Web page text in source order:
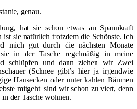
genau.
hat sie schon etwas an Spannkraft
ist sie natürlich trotzdem die Schönste. Ich
mich gut durch die nächsten Monate
in der Tasche regelmäßig in meine
schlüpfen und dann ziehen wir Zwei
(Schnee gibt’s hier ja irgendwie
Hausecken oder unter kahlen Bäumen
mitgeht, sind wir schon zu viert, denn
der Tasche wohnen.